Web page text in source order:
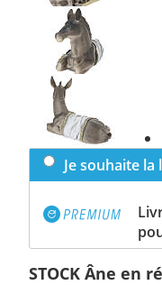
Previous
slide
slide
Je souhaite
STOCK Âne en